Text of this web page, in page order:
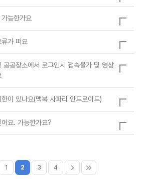
능한가요
가 떠요
공공장소에서 로그인시 접속불가 및 영상
이 있나요(맥북 사파리 안드로이드)
요. 가능한가요?
1 2 3 4